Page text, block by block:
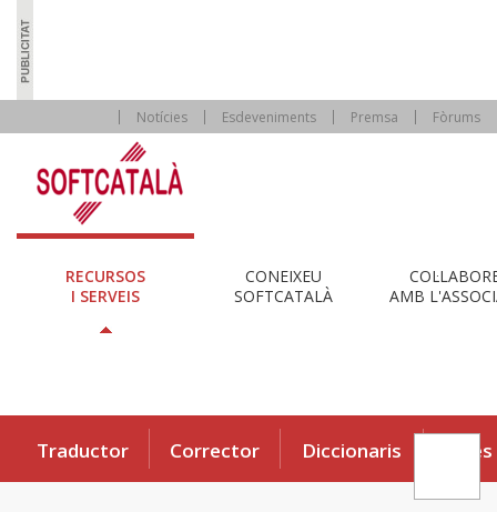
Notícies Esdeveniments Premsa Fòrums
RECURSOS
I SERVEIS
CONEIXEU
SOFTCATALÀ
AMB
Traductor Corrector Diccionaris Eines